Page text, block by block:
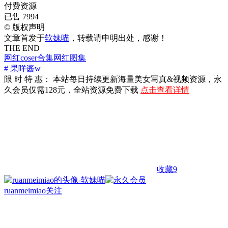
付费资源
已售 7994
© 版权声明
文章首发于软妹喵 ，转载请申明出处，感谢！
THE END
网红coser合集网红图集
# 果咩酱w
限 时 特 惠： 本站每日持续更新海量美女写真&视频资源，永
久会员仅需128元，全站资源免费下载 点击查看详情
收藏9
ruanmeimiao关注